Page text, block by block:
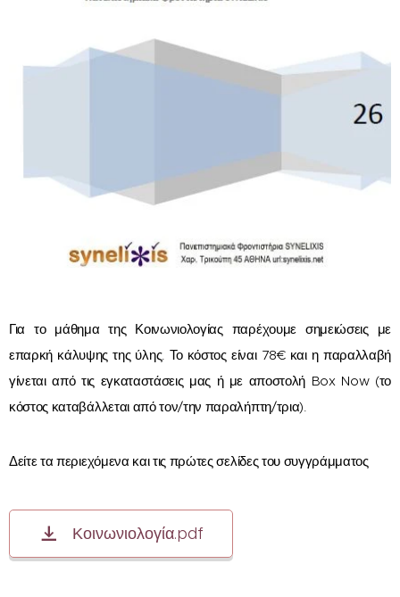
Για το μάθημα της Κοινωνιολογίας παρέχουμε σημειώσεις με
επαρκή κάλυψης της ύλης. Το κόστος είναι 78€ και η παραλλαβή
γίνεται από τις εγκαταστάσεις μας ή με αποστολή Box Now (το
κόστος καταβάλλεται από τον/την παραλήπτη/τρια).
Δείτε τα περιεχόμενα και τις πρώτες σελίδες του συγγράμματος
Κοινωνιολογία.pdf